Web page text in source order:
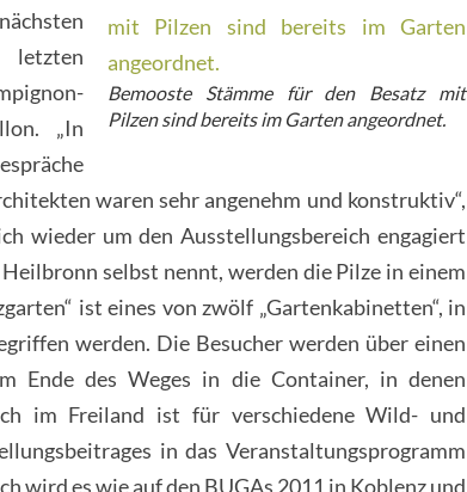
Bemooste Stämme für den Besatz mit
Pilzen sind bereits im Garten angeordnet.
„In
waren sehr angenehm und konstruktiv“,
wieder um den Ausstellungsbereich engagiert
selbst nennt, werden die Pilze in einem
ist eines von zwölf „Gartenkabinetten“, in
werden. Die Besucher werden über einen
Ende des Weges in die Container, in denen
im Freiland ist für verschiedene Wild- und
in das Veranstaltungsprogramm
wird es wie auf den BUGAs 2011 in Koblenz und